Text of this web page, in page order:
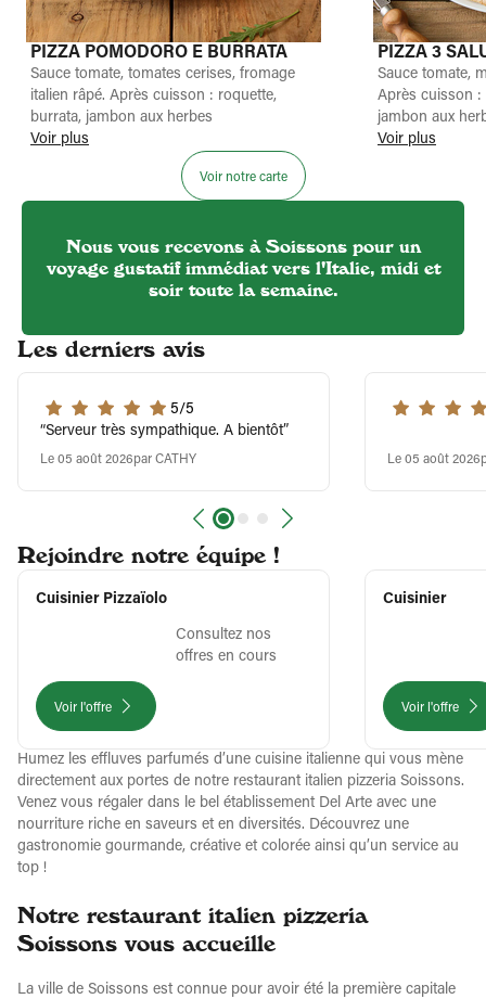
PIZZA POMODORO E BURRATA
Sauce tomate, tomates cerises, fromage
italien râpé. Après cuisson : roquette,
burrata, jambon aux herbes
Voir plus
PIZZA 3
Sauce tomate,
Après cuisson :
jambon aux
Voir plus
Voir notre carte
Nous vous recevons à Soissons pour un
voyage gustatif immédiat vers l'Italie, midi et
soir toute la semaine.
Les derniers avis
5/5
Serveur très sympathique. A bientôt
Le 05 août 2026par CATHY Le 05 août 2026
Rejoindre notre équipe !
Cuisinier Pizzaïolo
Consultez nos
offres en cours
Voir l'offre
Cuisinier
Voir l'offre
Humez les effluves parfumés d’une cuisine italienne qui vous mène
directement aux portes de notre restaurant italien pizzeria Soissons.
Venez vous régaler dans le bel établissement Del Arte avec une
nourriture riche en saveurs et en diversités. Découvrez une
gastronomie gourmande, créative et colorée ainsi qu’un service au
top !
Notre restaurant italien pizzeria
Soissons vous accueille
La ville de Soissons est connue pour avoir été la première capitale